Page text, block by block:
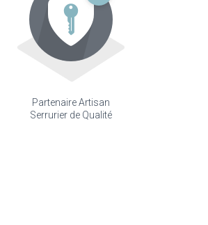
Partenaire Artisan
Serrurier de Qualité